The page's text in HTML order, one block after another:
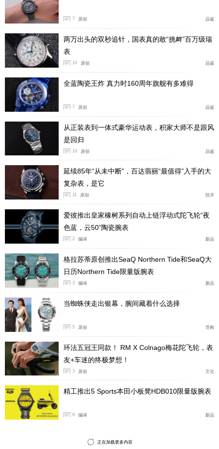
7 原创 品鉴
两万出头的双秒追针，国表真的敢“挑衅”百万级瑞
表
10 原创 品鉴
全蓝陶瓷王炸 真力时160周年旗舰有多难得
7 原创 品鉴
从正装表到一体式豪华运动表，积家大师不是跟风
是回归
10 原创 品鉴
延续85年“从未中断”，百达翡丽“最值得”入手的大
复杂表，是它
11 原创 技术
爱彼推出皇家橡树系列自动上链浮动式陀飞轮“夜
色蓝，云50”陶瓷腕表
2 编译 新品
格拉苏蒂原创推出SeaQ Northern Tide和SeaQ大
日历Northern Tide限量版腕表
3 编译 新品
当蜘蛛侠走出银幕，腕间藏着什么选择
5 原创 导购
环法五冠王同款！ RM X Colnago梅花陀飞轮，表
友+车迷的终极梦想！
3 原创 文化
精工推出5 Sports本田小板凳HDB010限量版腕表
6 编译 新品
正在加载更多内容